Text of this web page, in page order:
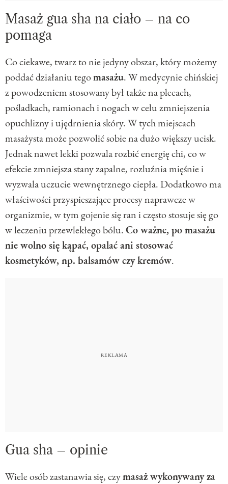
Masaż gua sha na ciało – na co
pomaga
Co ciekawe, twarz to nie jedyny obszar, który możemy
poddać działaniu tegomasażu. W medycynie chińskiej
z powodzeniem stosowany był także na plecach,
pośladkach, ramionach i nogach w celu zmniejszenia
opuchlizny i ujędrnienia skóry. W tych miejscach
masażysta może pozwolić sobie na dużo większy ucisk.
Jednak nawet lekki pozwala rozbić energię chi, co w
efekcie zmniejsza stany zapalne, rozluźnia mięśnie i
wyzwala uczucie wewnętrznego ciepła. Dodatkowo ma
właściwości przyspieszające procesy naprawcze w
organizmie, w tym gojenie się ran i często stosuje się go
w leczeniu przewlekłego bólu.Co ważne, po masażu
nie wolno się kąpać, opalać ani stosować
kosmetyków, np. balsamów czy kremów.
Gua sha – opinie
Wiele osób zastanawia się, czymasaż wykonywany za